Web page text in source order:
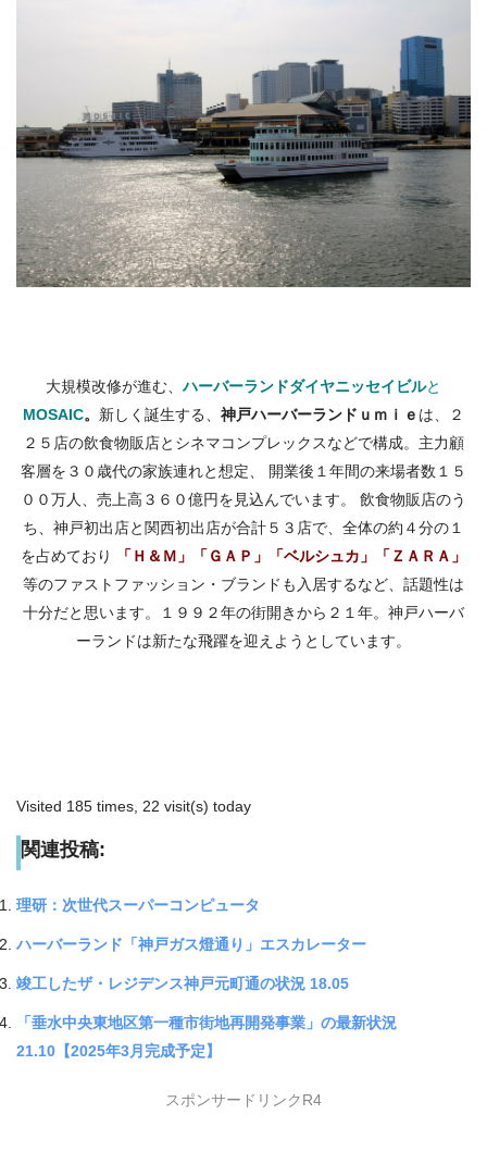
大規模改修が進む、ハーバーランドダイヤニッセイビルと
MOSAIC。 新しく誕生する、 神戸ハーバーランドｕｍｉｅ は、２
２５店の飲食物販店とシネマコンプレックスなどで構成。主力顧
客層を３０歳代の家族連れと想定、 開業後１年間の来場者数１５
００万人、売上高３６０億円を見込んでいます。 飲食物販店のう
ち、神戸初出店と関西初出店が合計５３店で、全体の約４分の１
を占めており
「Ｈ＆Ｍ」「ＧＡＰ」「ベルシュカ」「ＺＡＲＡ」
等のファストファッション・ブランドも入居するなど、話題性は
十分だと思います。１９９２年の街開きから２１年。神戸ハーバ
ーランドは新たな飛躍を迎えようとしています。
Visited 185 times, 22 visit(s) today
関連投稿:
理研：次世代スーパーコンピュータ
ハーバーランド「神戸ガス燈通り」エスカレーター
竣工したザ・レジデンス神戸元町通の状況 18.05
「垂水中央東地区第一種市街地再開発事業」の最新状況
21.10【2025年3月完成予定】
スポンサードリンクR4